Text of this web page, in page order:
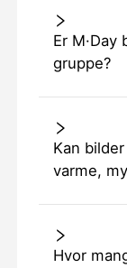
Er
gruppe?
Kan
varme,
Hvor